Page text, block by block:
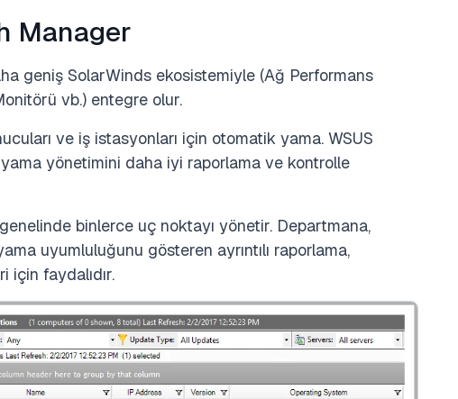
Manager
geniş SolarWinds ekosistemiyle (Ağ Performans
vb.) entegre olur.
ve iş istasyonları için otomatik yama. WSUS
yönetimini daha iyi raporlama ve kontrolle
binlerce uç noktayı yönetir. Departmana,
uyumluluğunu gösteren ayrıntılı raporlama,
için faydalıdır.